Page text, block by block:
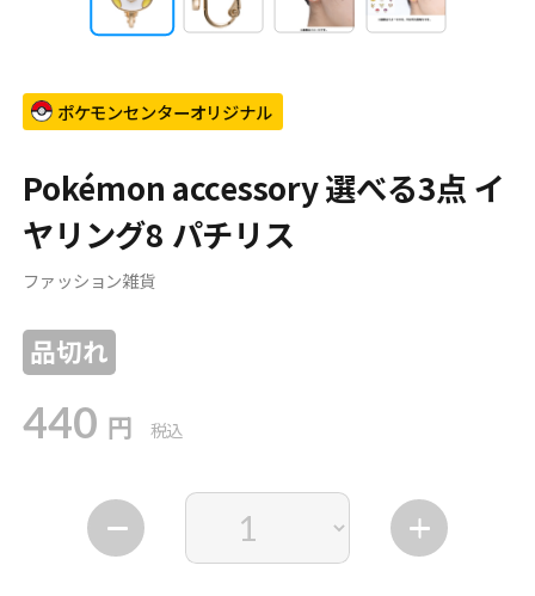
ポケモンセンターオリジナル
Pokémon accessory 選べる3点 イ
ヤリング8 パチリス
ファッション雑貨
品切れ
440 円 税込